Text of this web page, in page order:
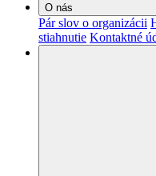
O nás
Pár slov o organizácii
stiahnutie Kontaktné